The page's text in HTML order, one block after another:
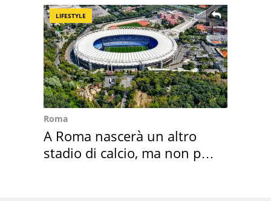
LIFESTYLE
Roma
A Roma nascerà un altro
stadio di calcio, ma non per